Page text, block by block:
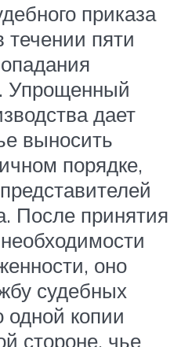
приказа
течении пяти
Упрощенный
дает
выносить
порядке,
После принятия
оно
судебных
одной копии
стороне, чье